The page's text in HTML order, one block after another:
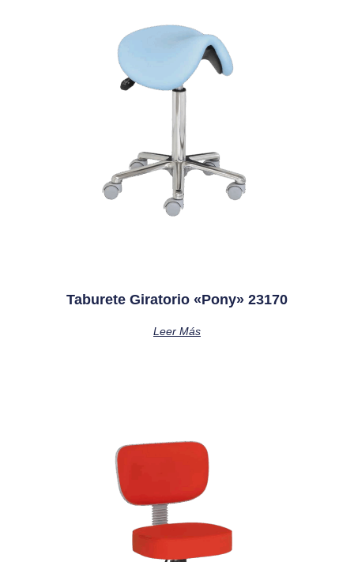
Taburete Giratorio «pony» 23170
Leer Más